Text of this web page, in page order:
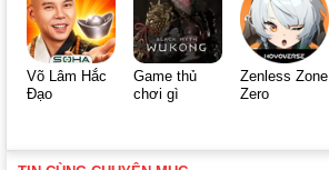
Võ Lâm Hắc
Đạo
Game thủ
chơi gì
Zenless Zone
Zero